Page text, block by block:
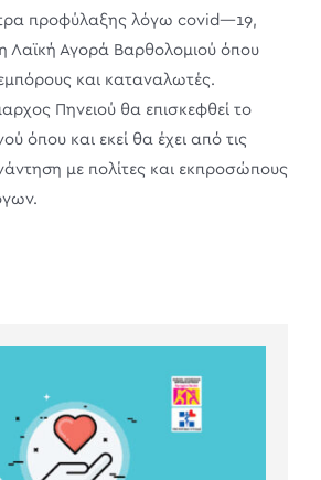
προφύλαξης λόγω covid—19,
Λαϊκή Αγορά Βαρθολομιού όπου
εμπόρους και καταναλωτές.
Πηνειού θα επισκεφθεί το
όπου και εκεί θα έχει από τις
με πολίτες και εκπροσώπους